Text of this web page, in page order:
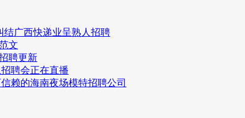
结广西快递业呈熟人招聘
文
聘更新
聘会正在直播
赖的海南夜场模特招聘公司